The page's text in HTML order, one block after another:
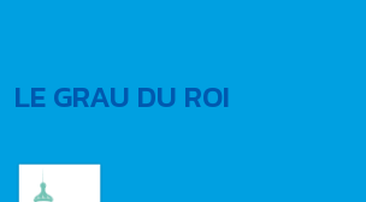
LE GRAU DU ROI